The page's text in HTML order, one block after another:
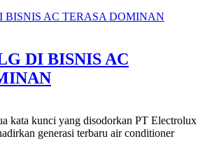
DI BISNIS AC
kata kunci yang disodorkan PT Electrolux
generasi terbaru air conditioner